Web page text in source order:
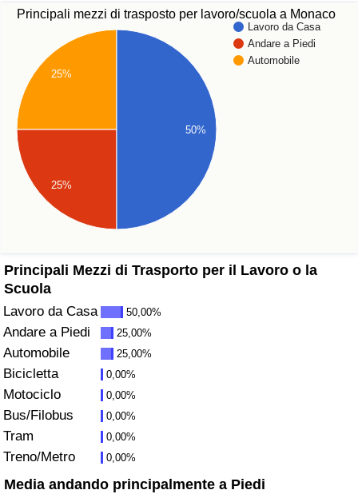
Principali mezzi di trasposto per lavoro/scuola a Monaco
Lavoro da Casa
Andare a Piedi
Automobile
25%
25%
50%
Principali Mezzi di Trasporto per il Lavoro o la
Scuola
Lavoro da Casa 50,00%
Andare a Piedi 25,00%
Automobile 25,00%
Bicicletta 0,00%
Motociclo 0,00%
Bus/Filobus 0,00%
Tram 0,00%
Treno/Metro 0,00%
Media andando principalmente a Piedi
Indice di criminalità per paese
Assistenza Sanitaria
Indice dell’Assistenza Sanitaria (Corrente)
Indice dell’Assistenza Sanitaria
Indice dell’Assistenza Sanitaria per
Nazione
Inquinamento
Indice dell’Inquinamento (Corrente)
Indice di inquinamento
Indice dell’Inquinamento per Nazione
Traffico
Indice del Traffico
Indice del traffico (Corrente)